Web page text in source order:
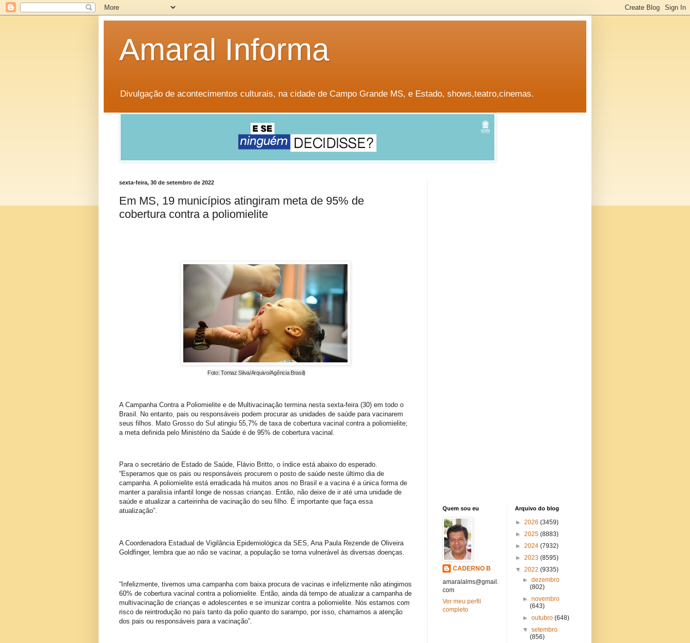
Amaral Informa
Divulgação de acontecimentos culturais, na cidade de Campo Grande MS, e Estado, shows,teatro,cinemas.
sexta-feira, 30 de setembro de 2022
Em MS, 19 municípios atingiram meta de 95% de
cobertura contra a poliomielite
Foto: Tomaz Silva/Arquivo/Agência Brasil)
A Campanha Contra a Poliomielite e de Multivacinação termina nesta sexta-feira (30) em todo o
Brasil. No entanto, pais ou responsáveis podem procurar as unidades de saúde para vacinarem
seus filhos. Mato Grosso do Sul atingiu 55,7% de taxa de cobertura vacinal contra a poliomielite;
a meta definida pelo Ministério da Saúde é de 95% de cobertura vacinal.
Para o secretário de Estado de Saúde, Flávio Britto, o índice está abaixo do esperado.
“Esperamos que os pais ou responsáveis procurem o posto de saúde neste último dia de
campanha. A poliomielite está erradicada há muitos anos no Brasil e a vacina é a única forma de
manter a paralisia infantil longe de nossas crianças. Então, não deixe de ir até uma unidade de
saúde e atualizar a carteirinha de vacinação do seu filho. É importante que faça essa
atualização”.
A Coordenadora Estadual de Vigilância Epidemiológica da SES, Ana Paula Rezende de Oliveira
Goldfinger, lembra que ao não se vacinar, a população se torna vulnerável às diversas doenças.
“Infelizmente, tivemos uma campanha com baixa procura de vacinas e infelizmente não atingimos
60% de cobertura vacinal contra a poliomielite. Então, ainda dá tempo de atualizar a campanha de
multivacinação de crianças e adolescentes e se imunizar contra a poliomielite. Nós estamos com
risco de reintrodução no país tanto da polio quanto do sarampo, por isso, chamamos a atenção
dos pais ou responsáveis para a vacinação”.
Quem sou eu
CADERNO B
amaralalms@gmail.
com
Ver meu perfil
completo
Arquivo do blog
► 2026 (3459)
► 2025 (8883)
► 2024 (7932)
► 2023 (8595)
▼ 2022 (9335)
►dezembro
(802)
►novembro
(643)
►outubro(648)
▼setembro
(856)